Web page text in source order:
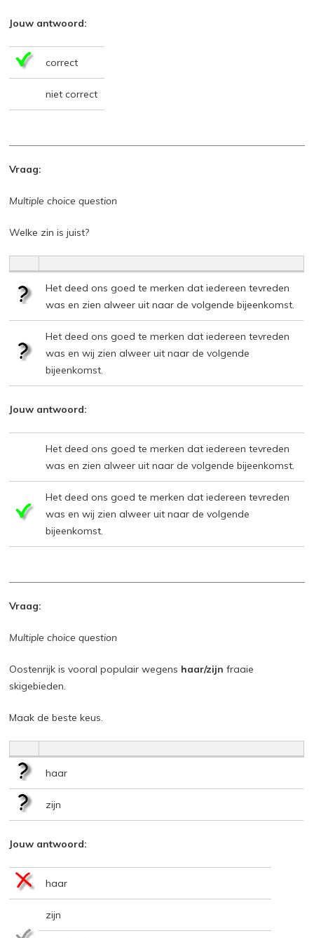
Jouw antwoord:
correct
niet correct
Vraag:
Multiple choice question
Welke zin is juist?
Het deed ons goed te merken dat iedereen tevreden
was en zien alweer uit naar de volgende bijeenkomst.
Het deed ons goed te merken dat iedereen tevreden
was en wij zien alweer uit naar de volgende
bijeenkomst.
Jouw antwoord:
Het deed ons goed te merken dat iedereen tevreden
was en zien alweer uit naar de volgende bijeenkomst.
Het deed ons goed te merken dat iedereen tevreden
was en wij zien alweer uit naar de volgende
bijeenkomst.
Vraag:
Multiple choice question
Oostenrijk is vooral populair wegens haar/zijn fraaie
skigebieden.
Maak de beste keus.
haar
zijn
Jouw antwoord:
haar
zijn